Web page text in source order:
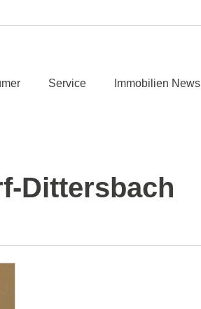
Service Immobilien News
Dittersbach